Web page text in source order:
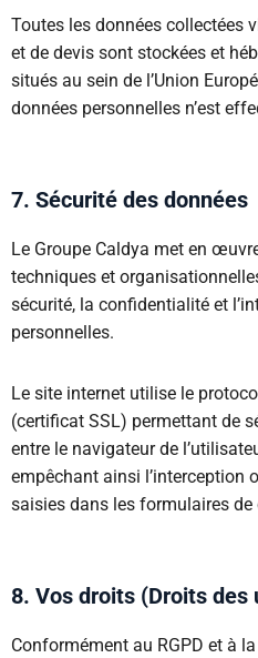
Toutes les données collectées
et de devis sont stockées et
situés au sein de l’Union
données personnelles n’est
7. Sécurité des données
Le Groupe Caldya met en
techniques et
sécurité, la confidentialité et
personnelles.
Le site internet utilise le
(certificat SSL) permettant de
entre le navigateur de
empêchant ainsi l’interception
saisies dans les formulaires de
8. Vos droits (Droits des
Conformément au RGPD et à